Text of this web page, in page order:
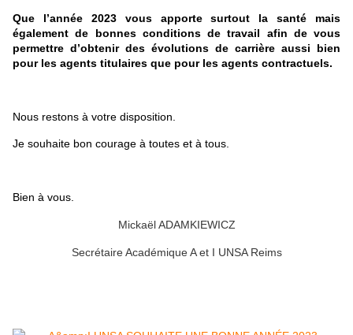
Que l’année 2023 vous apporte surtout la santé mais
également de bonnes conditions de travail afin de vous
permettre d’obtenir des évolutions de carrière aussi bien
pour les agents titulaires que pour les agents contractuels.
Nous restons à votre disposition.
Je souhaite bon courage à toutes et à tous.
Bien à vous.
Mickaël ADAMKIEWICZ
Secrétaire Académique A et I UNSA Reims